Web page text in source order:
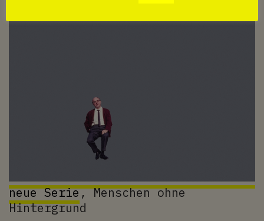
neue Serie, Menschen ohne
Hintergrund